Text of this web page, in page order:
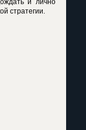
и лично
стратегии.